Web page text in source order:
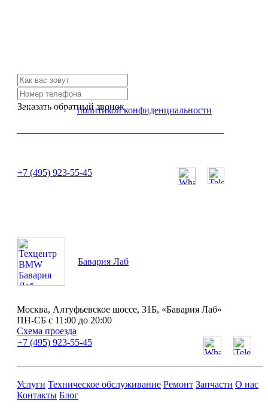
Заказать обратный звонок
Я согласен сполитикой конфиденциальности
+7 (495) 923-55-45
Бавария Лаб
Москва, Алтуфьевское шоссе, 31Б, «Бавария Лаб»
ПН-СБ с 11:00 до 20:00
Схема проезда
+7 (495) 923-55-45
Услуги Техническое обслуживание Ремонт Запчасти О нас
Контакты Блог